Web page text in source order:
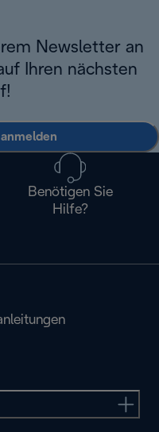
Newsletter an
Ihren nächsten
Benötigen Sie
Hilfe?